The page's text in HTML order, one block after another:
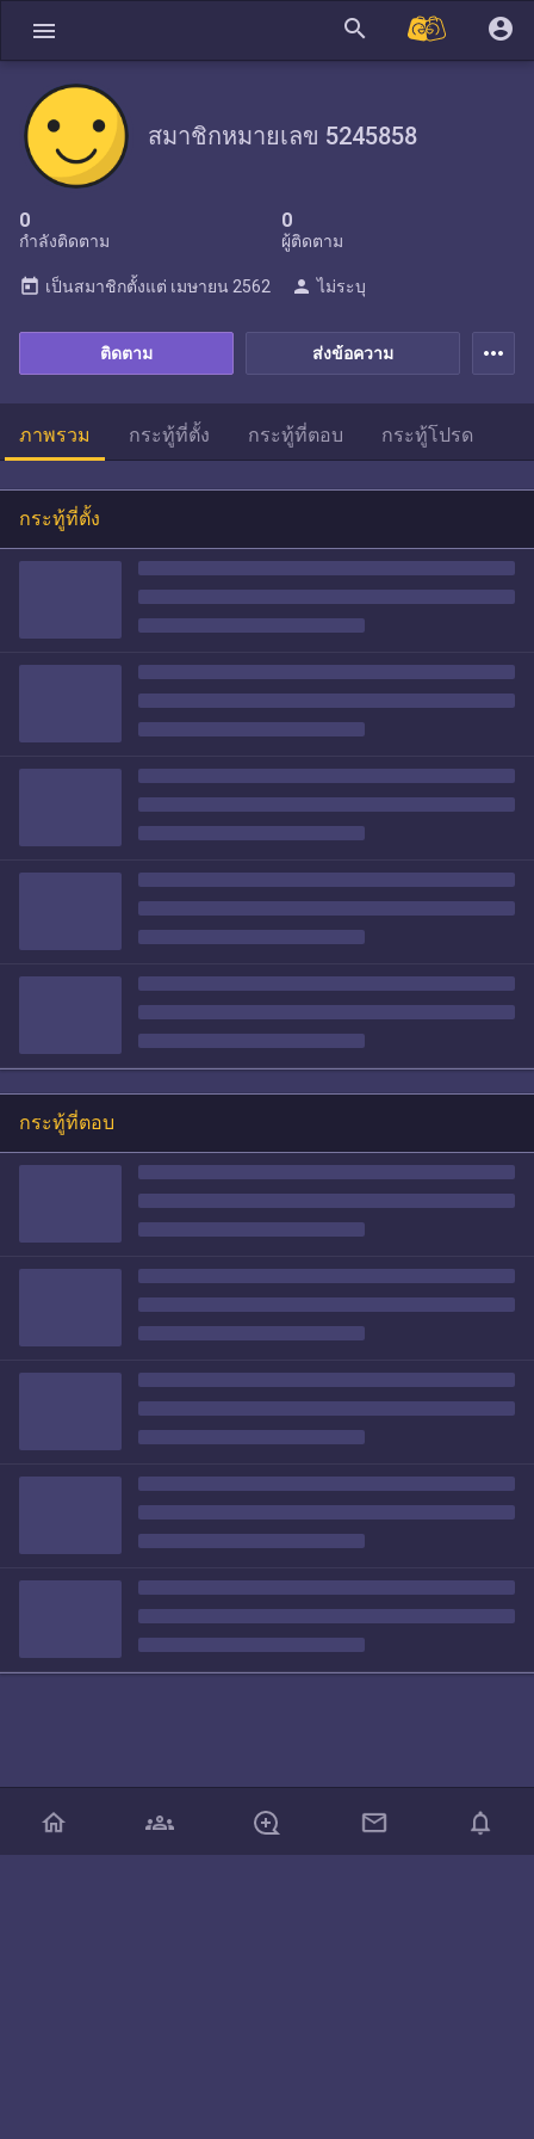
menu search account_circle
สมาชิกหมายเลข 5245858
0
กำลังติดตาม
0
ผู้ติดตาม
ส่งข้อความ
ติดตาม
today เป็นสมาชิกตั้งแต่ เมษายน 2562 person ไม่ระบุ
more_horiz
ภาพรวม กระทู้ที่ตั้ง กระทู้ที่ตอบ กระทู้โปรด
กระทู้ที่ตั้ง
กระทู้ที่ตอบ